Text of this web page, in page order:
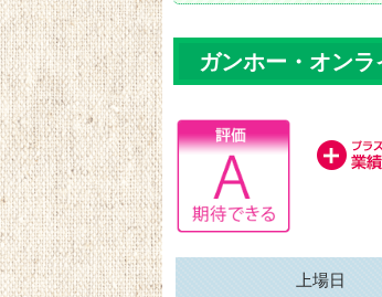
ガンホー・オン
上場日